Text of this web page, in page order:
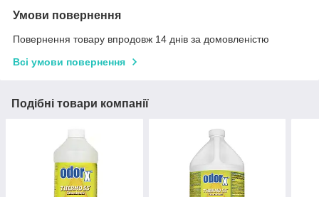
Умови повернення
Повернення товару впродовж 14 днів за домовленістю
Всі умови повернення
Подібні товари компанії